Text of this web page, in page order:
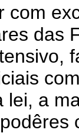
das
lei, a